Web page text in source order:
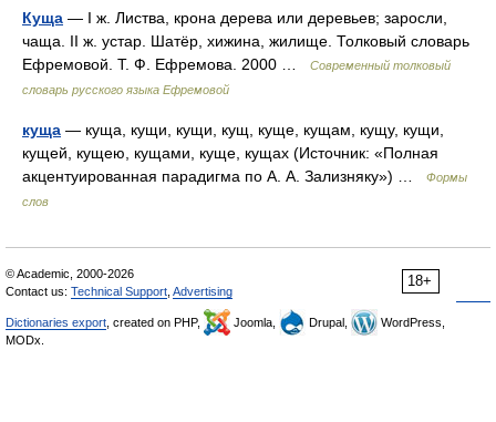
Куща — I ж. Листва, крона дерева или деревьев; заросли,
чаща. II ж. устар. Шатёр, хижина, жилище. Толковый словарь
Ефремовой. Т. Ф. Ефремова. 2000 …
Современный толковый
словарь русского языка Ефремовой
куща — куща, кущи, кущи, кущ, куще, кущам, кущу, кущи,
кущей, кущею, кущами, куще, кущах (Источник: «Полная
акцентуированная парадигма по А. А. Зализняку») …
Формы
слов
18+
© Academic, 2000-2026
Contact us: Technical Support Advertising
Dictionaries export , created on PHP, Joomla, Drupal,
WordPress,
MODx.